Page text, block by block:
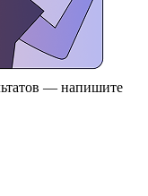
— напишите